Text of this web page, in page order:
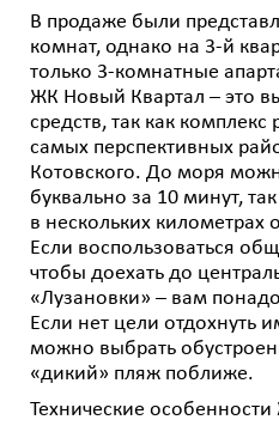
В продаже были
комнат, однако на 3-й
только 3-комнатные
ЖК Новый Квартал – это
средств, так как
самых перспективных
Котовского. До моря
буквально за 10 минут,
в нескольких километрах
Если воспользоваться
чтобы доехать до ц
«Лузановки» – вам
Если нет цели отдохнуть
можно выбрать
«дикий» пляж поближе.
Технические